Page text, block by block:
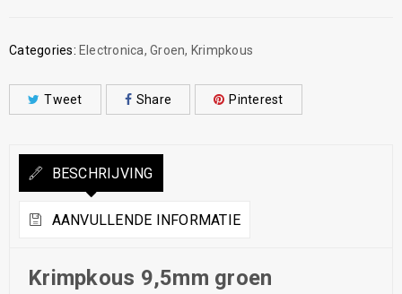
Categories: Electronica, Groen, Krimpkous
Tweet Share Pinterest
BESCHRIJVING
AANVULLENDE INFORMATIE
Krimpkous 9,5mm groen